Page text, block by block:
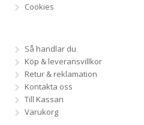
Cookies
Så handlar du
Köp & leveransvillkor
Retur & reklamation
Kontakta oss
Till Kassan
Varukorg